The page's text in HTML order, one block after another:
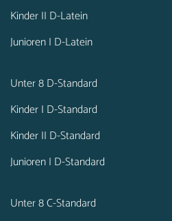
Kinder II D-Latein
Junioren I D-Latein
Unter 8 D-Standard
Kinder I D-Standard
Kinder II D-Standard
Junioren I D-Standard
Unter 8 C-Standard